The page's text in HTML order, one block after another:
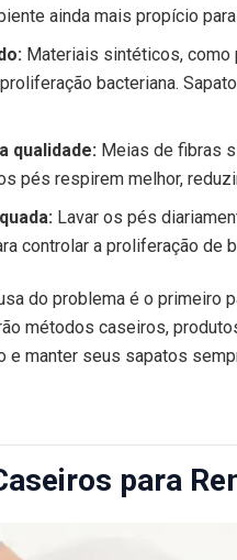
ainda mais propício
Materiais sintéticos, como
bacteriana.
qualidade: Meias de fibras
pés respirem melhor,
Lavar os pés
controlar a proliferação de
do problema é o
métodos caseiros,
e manter seus sapatos
para